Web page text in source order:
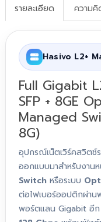
รายละเอียด
ความคิ
Hasivo L2+
Full Gigabit
SFP + 8GE
Managed
8G)
อุปกรณ์เน็ตเวิร์คสวิตช์
ออกแบบมาสำหรับงานห
Switchหรือระบบ
ต่อไฟเบอร์ออปติกผ่าน
พอร์ตแลน Gigabit อี